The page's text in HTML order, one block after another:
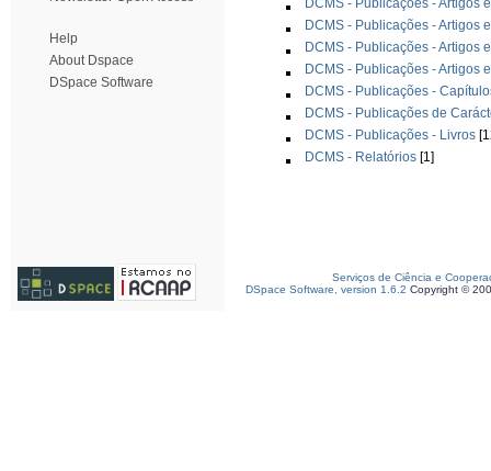
Help
About Dspace
DSpace Software
DCMS - Publicações - Artigos
DCMS - Publicações - Artigos
DCMS - Publicações - Artigos
DCMS - Publicações - Artigos
DCMS - Publicações -
DCMS - Publicações de
DCMS - Publicações - Livros
DCMS - Relatórios [1]
Serviços de Ciência e
DSpace Software, version 1.6.2 Copyright ©